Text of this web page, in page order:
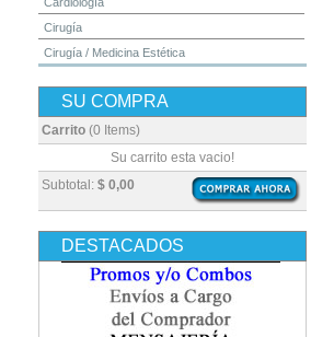
Cirugía
Cirugía / Medicina Estética
Dermatología
Diagnóstico por Imagen / Radiología
Embriología
Enfermería
Epidemiología
Farmacia / Farmacología
Fisiatría / Kinesiología
Fisiología / Fisiopatología
SU COMPRA
Carrito (0 Items)
Subtotal: $ 0,00
Su carrito esta vacio!
DESTACADOS